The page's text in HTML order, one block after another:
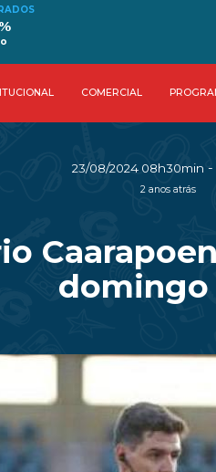
COMERCIAL
23/08/2024 08h30min -
2 anos atrás
domingo